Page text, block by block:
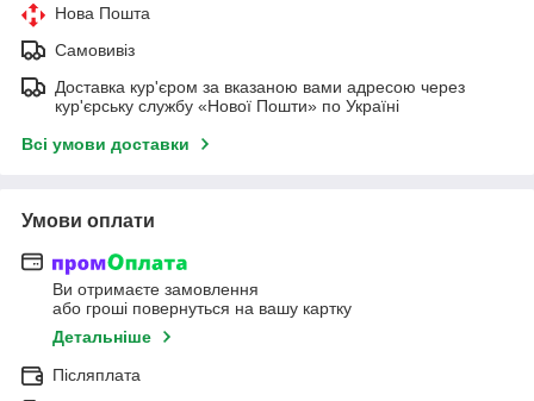
Нова Пошта
Самовивіз
Доставка кур'єром за вказаною вами адресою через
кур'єрську службу «Нової Пошти» по Україні
Всі умови доставки
Умови оплати
Ви отримаєте замовлення
або гроші повернуться на вашу картку
Детальніше
Післяплата